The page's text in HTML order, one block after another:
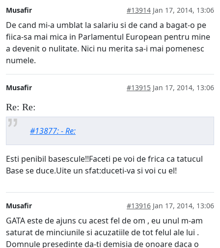
Musafir #13914 Jan 17, 2014, 13:06
De cand mi-a umblat la salariu si de cand a bagat-o pe
fiica-sa mai mica in Parlamentul European pentru mine
a devenit o nulitate. Nici nu merita sa-i mai pomenesc
numele.
Musafir #13915 Jan 17, 2014, 13:06
Re: Re:
#13877: - Re:
Esti penibil basescule!!Faceti pe voi de frica ca tatucul
Base se duce.Uite un sfat:duceti-va si voi cu el!
Musafir #13916 Jan 17, 2014, 13:06
GATA este de ajuns cu acest fel de om , eu unul m-am
saturat de minciunile si acuzatiile de tot felul ale lui .
Domnule presedinte da-ti demisia de onoare daca o